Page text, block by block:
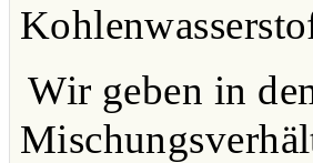
Wir geben in